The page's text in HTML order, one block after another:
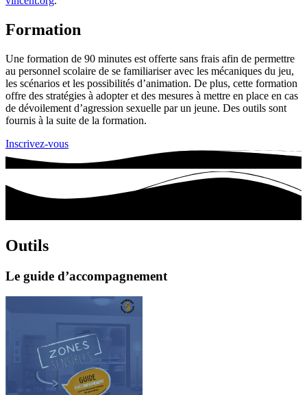
Formation
Une formation de 90 minutes est offerte sans frais afin de permettre
au personnel scolaire de se familiariser avec les mécaniques du jeu,
les scénarios et les possibilités d’animation. De plus, cette formation
offre des stratégies à adopter et des mesures à mettre en place en cas
de dévoilement d’agression sexuelle par un jeune. Des outils sont
fournis à la suite de la formation.
Inscrivez-vous
Outils
Le guide d’accompagnement